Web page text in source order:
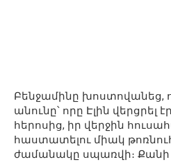
Բենջամինը խոստովանեց,
անունը՝ որը Էլին վերցրել
հերոսից, իր վերջին
հաստատելու միակ
ժամանակը սպառվի։ Քանի